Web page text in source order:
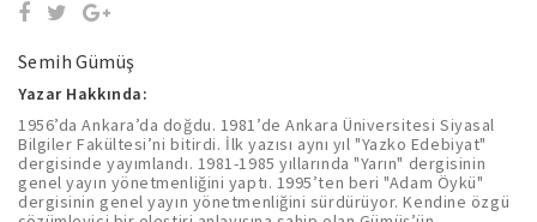
Semih Gümüş
Yazar Hakkında:
1956’da Ankara’da doğdu. 1981’de Ankara Üniversitesi Siyasal
Bilgiler Fakültesi’ni bitirdi. İlk yazısı aynı yıl "Yazko Edebiyat"
dergisinde yayımlandı. 1981-1985 yıllarında "Yarın" dergisinin
genel yayın yönetmenliğini yaptı. 1995’ten beri "Adam Öykü"
dergisinin genel yayın yönetmenliğini sürdürüyor. Kendine özgü